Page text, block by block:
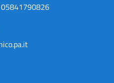
05841790826